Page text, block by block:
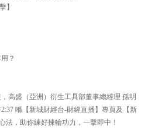
】
？
高盛（亞洲）衍生工具部董事總經理 孫明
喺【新城財經台-財經直播】專頁及【新
法，助你練好揀輪功力，一擊即中！